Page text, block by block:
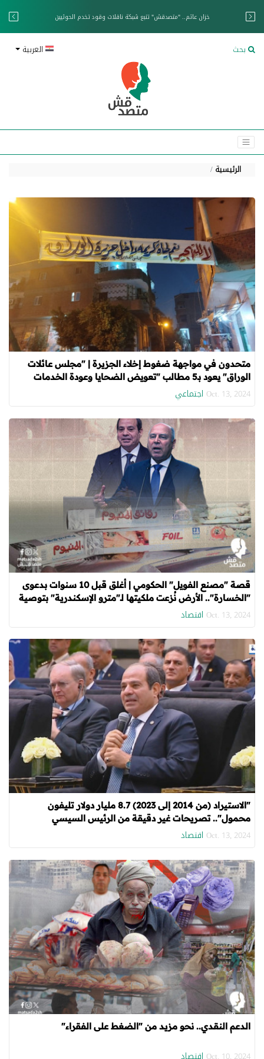
خزان عائم.. "متصدقش" تتبع شبكة ناقلات وقود تخدم الحوثيين
بحث العربية
الرئيسية
متحدون في مواجهة ضغوط إخلاء الجزيرة | "مجلس عائلات
الوراق" يعود بـ5 مطالب "تعويض الضحايا وعودة الخدمات
ومنازل بديلة"
Oct. 13, 2024 اجتماعي
قصة "مصنع الفويل" الحكومي | أُغلق قبل 10 سنوات بدعوى
"الخسارة".. الأرض نُزعت ملكيتها لـ"مترو الإسكندرية" بتوصية
من كامل الوزير
Oct. 13, 2024 اقتصاد
"الاستيراد (من 2014 إلى 2023) 8.7 مليار دولار تليفون
محمول".. تصريحات غير دقيقة من الرئيس السيسي
Oct. 13, 2024 اقتصاد
الدعم النقدي.. نحو مزيد من "الضغط على الفقراء"